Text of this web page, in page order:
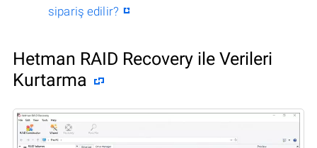
sipariş edilir?
Hetman RAID Recovery ile Verileri
Kurtarma